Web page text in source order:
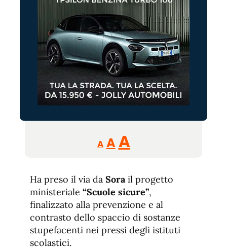
A
Reducir
tamaño
A Restablecer
tamaño
de
fuente
AAumentar
de
fuente.
Ha preso il via da Sora il progetto
ministeriale “Scuole sicure”,
finalizzato alla prevenzione e al
contrasto dello spaccio di sostanze
stupefacenti nei pressi degli istituti
scolastici.